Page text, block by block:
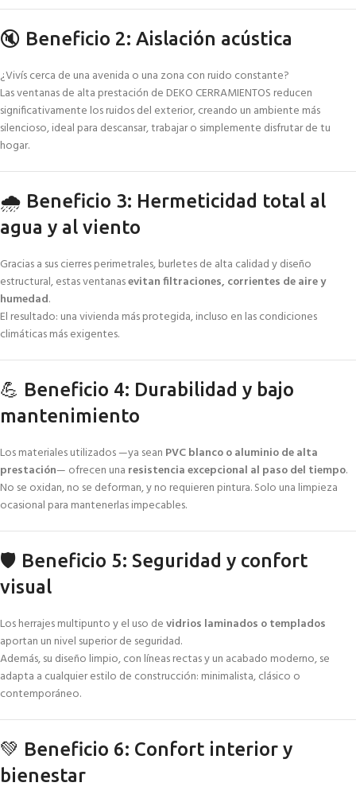
🔇 Beneficio 2: Aislación acústica
¿Vivís cerca de una avenida o una zona con ruido constante?
Las ventanas de alta prestación de DEKO CERRAMIENTOS reducen
significativamente los ruidos del exterior, creando un ambiente más
silencioso, ideal para descansar, trabajar o simplemente disfrutar de tu
hogar.
🌧️ Beneficio 3: Hermeticidad total al
agua y al viento
Gracias a sus cierres perimetrales, burletes de alta calidad y diseño
estructural, estas ventanasevitan filtraciones, corrientes de aire y
humedad.
El resultado: una vivienda más protegida, incluso en las condiciones
climáticas más exigentes.
💪 Beneficio 4: Durabilidad y bajo
mantenimiento
Los materiales utilizados —ya sean PVC blanco o aluminio de alta
prestación— ofrecen una resistencia excepcional al paso del tiempo.
No se oxidan, no se deforman, y no requieren pintura. Solo una limpieza
ocasional para mantenerlas impecables.
🛡️ Beneficio 5: Seguridad y confort
visual
Los herrajes multipunto y el uso devidrios laminados o templados
aportan un nivel superior de seguridad.
Además, su diseño limpio, con líneas rectas y un acabado moderno, se
adapta a cualquier estilo de construcción: minimalista, clásico o
contemporáneo.
💚 Beneficio 6: Confort interior y
bienestar